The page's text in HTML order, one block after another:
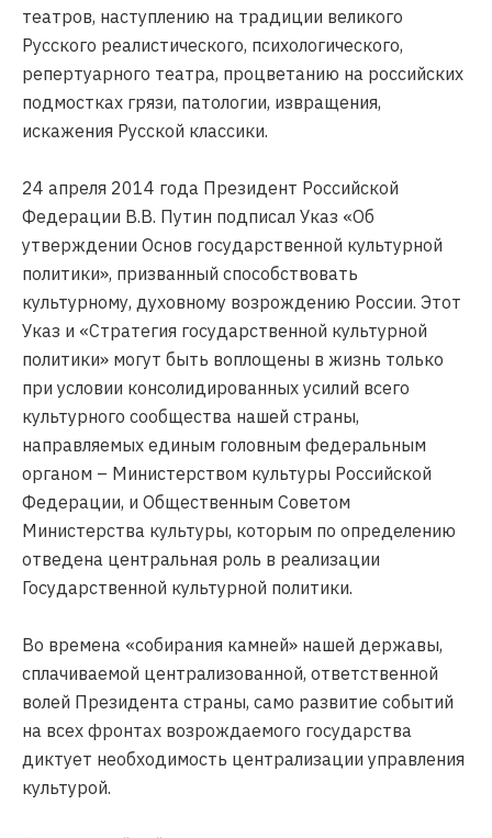
театров, наступлению на традиции великого
Русского реалистического, психологического,
репертуарного театра, процветанию на российских
подмостках грязи, патологии, извращения,
искажения Русской классики.
24 апреля 2014 года Президент Российской
Федерации В.В. Путин подписал Указ «Об
утверждении Основ государственной культурной
политики», призванный способствовать
культурному, духовному возрождению России. Этот
Указ и «Стратегия государственной культурной
политики» могут быть воплощены в жизнь только
при условии консолидированных усилий всего
культурного сообщества нашей страны,
направляемых единым головным федеральным
органом – Министерством культуры Российской
Федерации, и Общественным Советом
Министерства культуры, которым по определению
отведена центральная роль в реализации
Государственной культурной политики.
Во времена «собирания камней» нашей державы,
сплачиваемой централизованной, ответственной
волей Президента страны, само развитие событий
на всех фронтах возрождаемого государства
диктует необходимость централизации управления
культурой.